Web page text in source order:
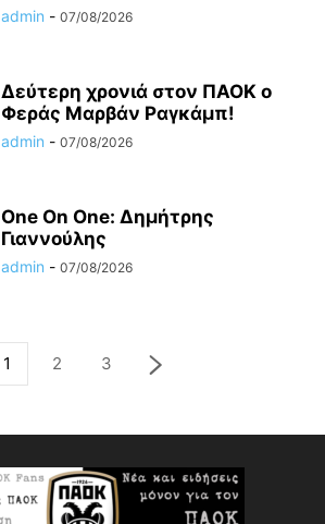
admin - 07/08/2026
Δεύτερη χρονιά στον ΠΑΟΚ ο
Φεράς Μαρβάν Ραγκάμπ!
admin - 07/08/2026
One On One: Δημήτρης
Γιαννούλης
admin - 07/08/2026
1 2 3